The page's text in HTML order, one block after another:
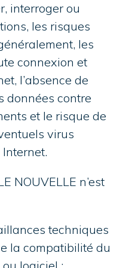
interroger ou
les risques
les
connexion et
l’absence de
données contre
et le risque de
virus
NOUVELLE n’est
techniques
la compatibilité du